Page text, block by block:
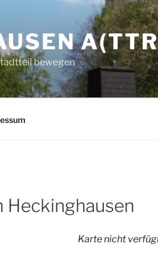
bewegen
Heckinghausen
Karte nicht